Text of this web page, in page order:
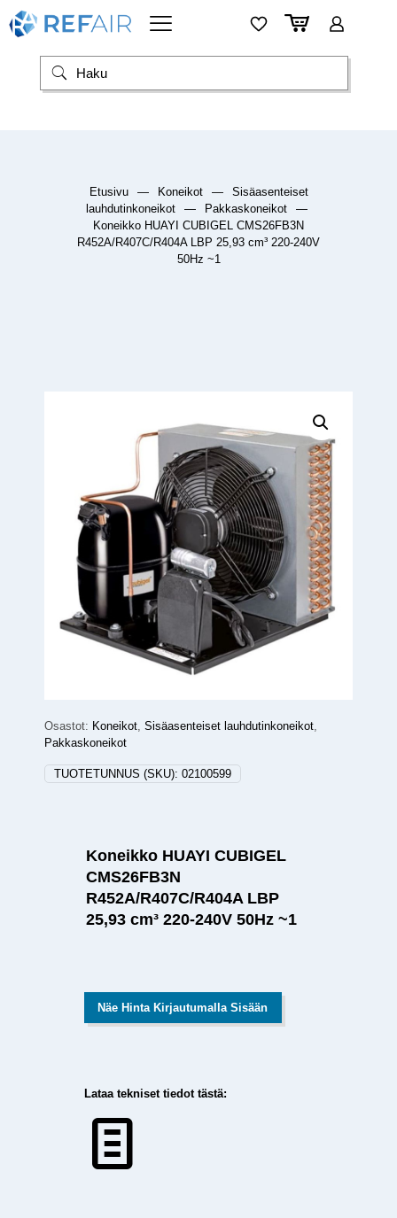
Etusivu — Koneikot —
Sisäasenteiset
lauhdutinkoneikot
— Pakkaskoneikot
—
Koneikko HUAYI CUBIGEL CMS26FB3N
R452A/R407C/R404A LBP 25,93 cm³ 220-240V
50Hz ~1
Osastot: Koneikot, Sisäasenteiset lauhdutinkoneikot,
Pakkaskoneikot
TUOTETUNNUS (SKU): 02100599
Koneikko HUAYI CUBIGEL
CMS26FB3N
R452A/R407C/R404A LBP
25,93 cm³ 220-240V 50Hz ~1
Näe Hinta Kirjautumalla Sisään
Lataa tekniset tiedot tästä: